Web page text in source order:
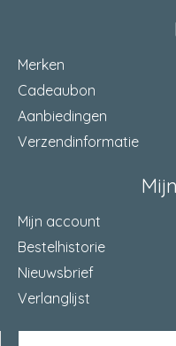
Merken
Cadeaubon
Aanbiedingen
Verzendinformatie
Mijn account
Bestelhistorie
Nieuwsbrief
Verlanglijst